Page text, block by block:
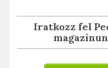
Iratkozz fel